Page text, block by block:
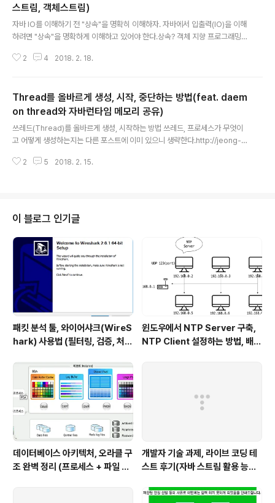
클래스 객체에 접근할 때 계속해서 개발자가 의도한대로 정확하게 동작하하다
는 것로 정의한다. 호출하는(사용하는) 쪽에서 특별한 동기화 코드..
스트림, 객체스트림)
자바 IO를 이해하기 전 "상속"을 명확히 이해하자. 자바에서 입출력(IO)을 이해
하려면 "상속"을 명확하게 이해하고 있어야 한다.상속? 객체 지향 프로그래밍에
것 아닌가?오버라이딩, 오버로딩을 떠나서 단순하게는 맞지만 여기서 중요한
blic static void print(String str){...} 이 메소드를 어떻게 해석해야 할까?"p
rint라는 메소드가 String클래스의 파라미터를 받는다."정확한 답은 아니다."p
rint라는 메소드가 String클래스와 String클래스의 ..
2 4 2018. 2. 18.
Thread를 올바르게 생성, 시작, 중단하는 방법(feat. daem
on thread와 자바런타임 메모리 공유)
쓰레드(Thread)를 올바르게 생성, 시작하는 방법 쓰레드, 프로세스가 무엇이
고 어떻게 생성하는지는 다른 포스트에 이미 있으니 생략한다.http://jeong-p
ble 인터페이스를 상속한 Runnable객체를 생성시키는 방법을 사용해라.쓰레
인터페이스를 확장하는 것이 좋을까?그 답은 상속과 인터페이스에 있다. 자바
다중상속을 지원하지 않기 때문에 상속은 하나의 클..
2 5 2018. 2. 15.
이 블로그 인기글
패킷 분석 툴, 와이어샤크(WireS
hark) 사용법 (필터링, 검증, 처음
윈도우에서 NTP Server 구축,
NTP Client 설정하는 방법, 배치
데이터베이스 아키텍처, 오라클 구
조 완벽 정리 (프로세스 + 파일 구
개발자 기술 과제, 라이브 코딩 테
스트 후기(자바 스트림 활용 능력